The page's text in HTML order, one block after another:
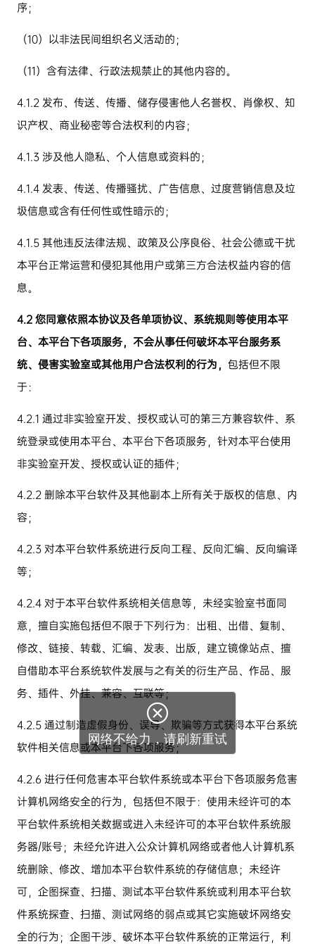
序；
（10）以非法民间组织名义活动的；
（11）含有法律、行政法规禁止的其他内容的。
4.1.2发布、传送、传播、储存侵害他人名誉权、肖像权、知
识产权、商业秘密等合法权利的内容；
4.1.3涉及他人隐私、个人信息或资料的；
4.1.4 发表、传送、传播骚扰、广告信息、过度营销信息及垃
圾信息或含有任何性或性暗示的；
4.1.5其他违反法律法规、政策及公序良俗、社会公德或干扰
本平台正常运营和侵犯其他用户或第三方合法权益内容的信
息。
4.2您同意依照本协议及各单项协议、系统规则等使用本平
台、本平台下各项服务，不会从事任何破坏本平台服务系
统、侵害实验室或其他用户合法权利的行为，包括但不限
于：
4.2.1通过非实验室开发、授权或认可的第三方兼容软件、系
统登录或使用本平台、本平台下各项服务，针对本平台使用
非实验室开发、授权或认证的插件；
4.2.2删除本平台软件及其他副本上所有关于版权的信息、内
容；
4.2.3对本平台软件系统进行反向工程、反向汇编、反向编译
等；
4.2.4对于本平台软件系统相关信息等，未经实验室书面同
意，擅自实施包括但不限于下列行为：出租、出借、复制、
修改、链接、转载、汇编、发表、出版，建立镜像站点、擅
自借助本平台系统软件发展与之有关的衍生产品、作品、服
务、插件、外挂、兼容、互联等；
4.2.5通过制造虚假身份、误导、欺骗等方式获得本平台系统
软件相关信息或本平台下各项服务；
4.2.6进行任何危害本平台软件系统或本平台下各项服务危害
计算机网络安全的行为，包括但不限于：使用未经许可的本
平台软件系统相关数据或进入未经许可的本平台软件系统服
务器/账号；未经允许进入公众计算机网络或者他人计算机系
统删除、修改、增加本平台软件系统的存储信息；未经许
可，企图探查、扫描、测试本平台软件系统或利用本平台软
件系统探查、扫描、测试网络的弱点或其它实施破坏网络安
全的行为；企图干涉、破坏本平台软件系统的正常运行，利

网络不给力，请刷新重试